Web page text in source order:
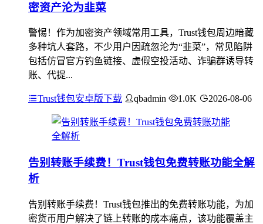
密资产沦为韭菜
警惕！作为加密资产领域常用工具，Trust钱包周边暗藏
多种坑人套路，不少用户因疏忽沦为“韭菜”，常见陷阱
包括仿冒官方钓鱼链接、虚假空投活动、诈骗群诱导转
账、代提...
Trust钱包安卓版下载 qbadmin 1.0K 2026-08-06
告别转账手续费！Trust钱包免费转账功能全解
析
告别转账手续费！Trust钱包推出的免费转账功能，为加
密货币用户解决了链上转账的成本痛点，该功能覆盖主